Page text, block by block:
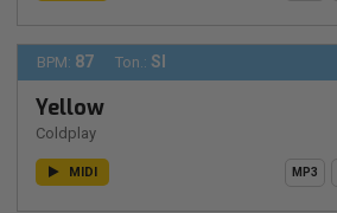
BPM: 87 Ton.: SI
Yellow
Coldplay
MIDI MP3